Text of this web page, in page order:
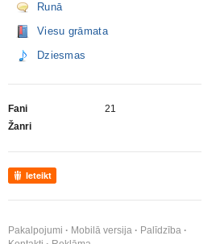
Runā
Viesu grāmata
Dziesmas
Fani
21
Žanri
Ieteikt
Pakalpojumi Mobilā versija
Palīdzība